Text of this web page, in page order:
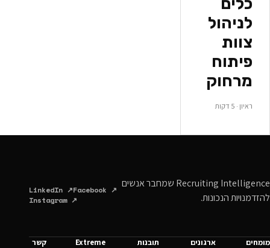
Recruiting Intelligence שמחבר אנשים
LinkedIn ↗Facebook ↗
ארגונים תובנות Extreme קשר